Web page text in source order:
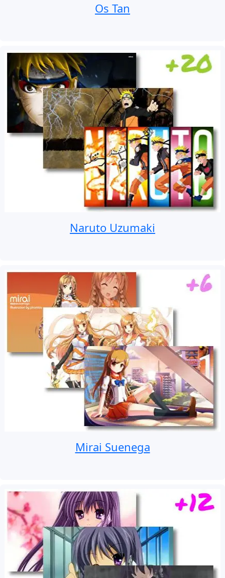
Os Tan
Naruto Uzumaki
Mirai Suenega